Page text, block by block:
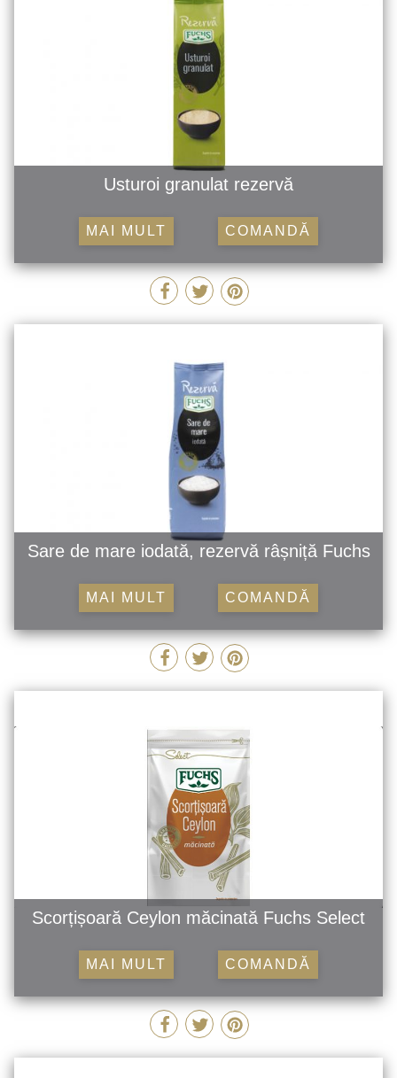
Usturoi granulat rezervă
MAI MULT COMANDĂ
Sare de mare iodată, rezervă râșniță Fuchs
MAI MULT COMANDĂ
Scorțișoară Ceylon măcinată Fuchs Select
MAI MULT COMANDĂ